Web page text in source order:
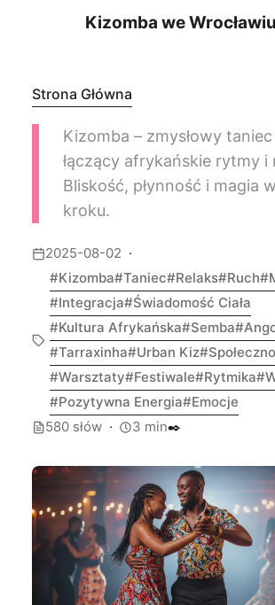
Kizomba we Wrocławiu
Strona Główna
Kizomba – zmysłowy
łączący afrykańskie rytmy i
Bliskość, płynność i magia
kroku.
2025-08-02
Kizomba Taniec Relaks Ruch
Integracja Świadomość Ciała
Kultura Afrykańska Semba
Tarraxinha Urban Kiz
Warsztaty Festiwale Rytmika
Pozytywna Energia Emocje
580 słów
3 min✒️